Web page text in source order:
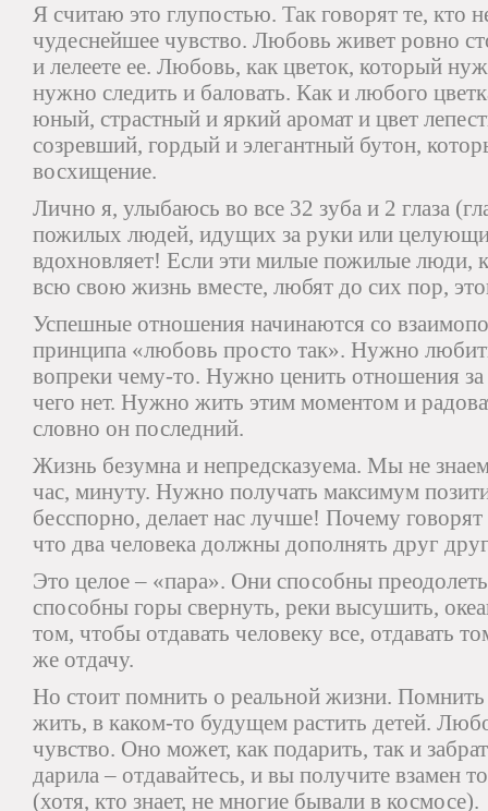
Я считаю это глупостью. Так говорят те, кто
чудеснейшее чувство. Любовь живет ровно
и лелеете ее. Любовь, как цветок, который
нужно следить и баловать. Как и любого
юный, страстный и яркий аромат и цвет
созревший, гордый и элегантный бутон,
восхищение.
Лично я, улыбаюсь во все 32 зуба и 2 глаза
пожилых людей, идущих за руки или
вдохновляет! Если эти милые пожилые люди,
всю свою жизнь вместе, любят до сих пор,
Успешные отношения начинаются со
принципа «любовь просто так». Нужно
вопреки чему-то. Нужно ценить отношения за
чего нет. Нужно жить этим моментом и
словно он последний.
Жизнь безумна и непредсказуема. Мы не
час, минуту. Нужно получать максимум
бесспорно, делает нас лучше! Почему
что два человека должны дополнять друг
Это целое – «пара». Они способны
способны горы свернуть, реки высушить,
том, чтобы отдавать человеку все, отдавать
же отдачу.
Но стоит помнить о реальной жизни.
жить, в каком-то будущем растить детей.
чувство. Оно может, как подарить, так и
дарила – отдавайтесь, и вы получите взамен
(хотя, кто знает, не многие бывали в космосе).